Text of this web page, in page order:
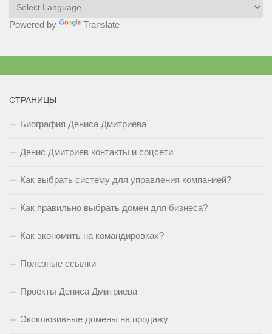
Powered by Translate
СТРАНИЦЫ
Биография Дениса Дмитриева
Денис Дмитриев контакты и соцсети
Как выбрать систему для управления компанией?
Как правильно выбрать домен для бизнеса?
Как экономить на командировках?
Полезные ссылки
Проекты Дениса Дмитриева
Эксклюзивные домены на продажу